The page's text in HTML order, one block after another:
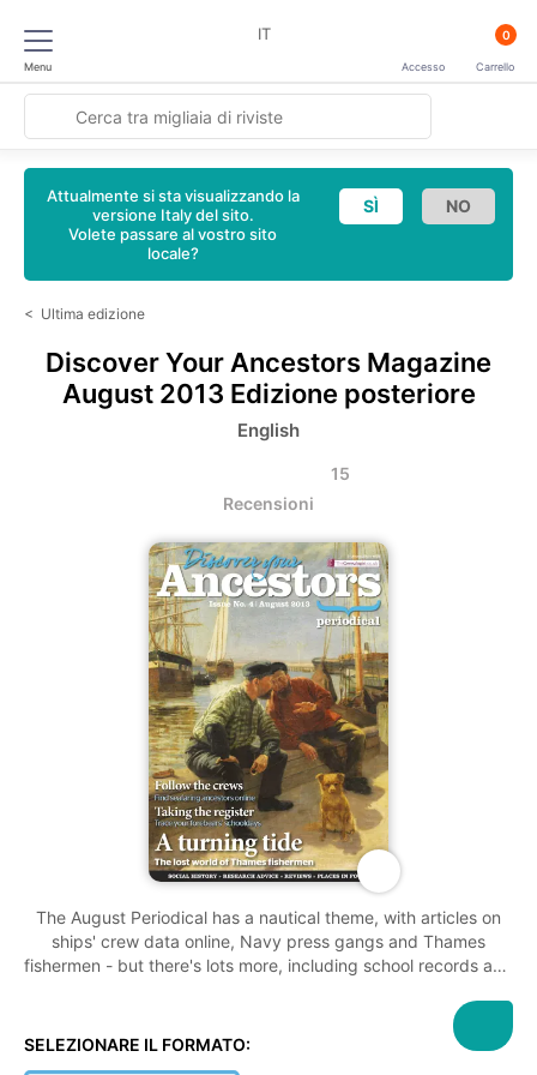
Menu
IT 0
Carrello
Accesso
Attualmente si sta visualizzando la
versione Italy del sito.
Volete passare al vostro sito
locale?
< Ultima edizione
Discover Your Ancestors Magazine
August 2013 Edizione posteriore
English
15
Recensioni
The August Periodical has a nautical theme, with articles on
ships' crew data online, Navy press gangs and Thames
fishermen - but there's lots more, including school records and
SELEZIONARE IL FORMATO: